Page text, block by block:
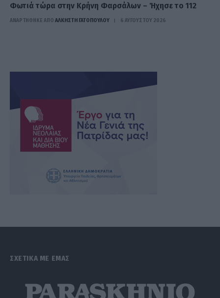
Φωτιά τώρα στην Κρήνη Φαρσάλων – Ήχησε το 112
ΑΝΑΡΤΗΘΗΚΕ ΑΠΟ ΆΛΚΗΣΤΗ ΓΑΤΟΠΟΎΛΟΥ 6 ΑΥΓΟΎΣΤΟΥ 2026
ΣΧΕΤΙΚΑ ΜΕ ΕΜΑΣ